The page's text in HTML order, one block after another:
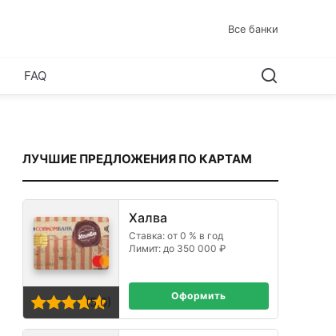
Все банки
FAQ
ЛУЧШИЕ ПРЕДЛОЖЕНИЯ ПО КАРТАМ
Халва
Ставка: от 0 % в год
Лимит: до 350 000 ₽
(5,0) Оформить